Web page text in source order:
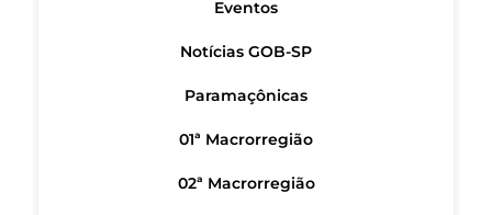
Eventos
Notícias GOB-SP
Paramaçônicas
01ª Macrorregião
02ª Macrorregião